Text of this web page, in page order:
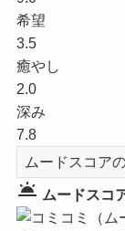
希望
3.5
癒やし
2.0
深み
7.8
ムードスコア
wb_twilight ムードスコ